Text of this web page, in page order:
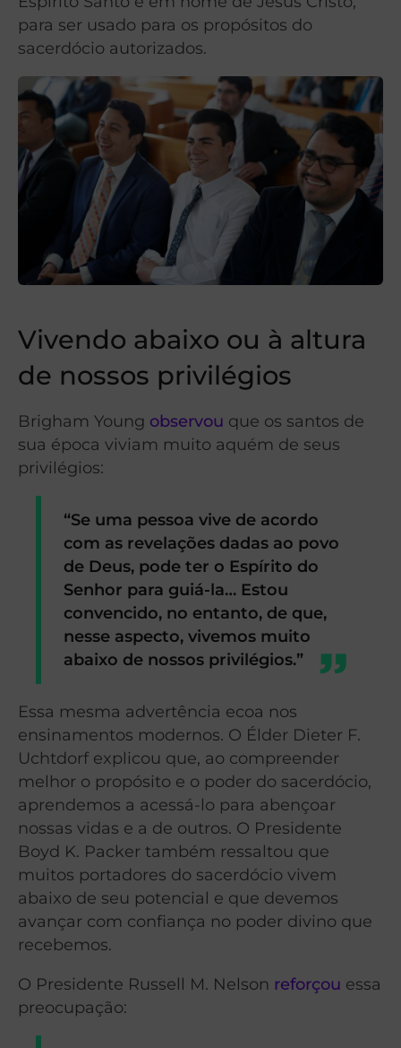
para ser usado para os propósitos do
sacerdócio autorizados.
Vivendo abaixo ou à altura
de nossos privilégios
Brigham Young observou que os santos de
sua época viviam muito aquém de seus
privilégios:
“Se uma pessoa vive de acordo
com as revelações dadas ao povo
de Deus, pode ter o Espírito do
Senhor para guiá-la… Estou
convencido, no entanto, de que,
nesse aspecto, vivemos muito
abaixo de nossos privilégios.”
Essa mesma advertência ecoa nos
ensinamentos modernos. O Élder Dieter F.
Uchtdorf explicou que, ao compreender
melhor o propósito e o poder do sacerdócio,
aprendemos a acessá-lo para abençoar
nossas vidas e a de outros. O Presidente
Boyd K. Packer também ressaltou que
muitos portadores do sacerdócio vivem
abaixo de seu potencial e que devemos
avançar com confiança no poder divino que
recebemos.
O Presidente Russell M. Nelson reforçou essa
preocupação: